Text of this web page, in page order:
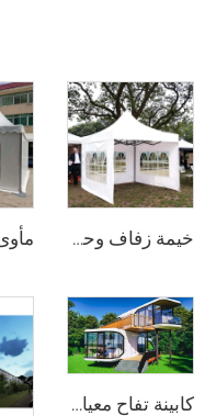
خيمة زفاف وحدوية ذات نطاق واضح | خيمة حدث فاخرة مقاومة للماء مصنوعة من البولي فينيل كلورايد (PVC) لتجمعات كبيرة
كابينة تفاح معيارية سريعة التركيب | غرفة معدنية جاهزة متينة ومتنقِّلة لمشاريع التخييم الفاخر والفنادق الحديثة